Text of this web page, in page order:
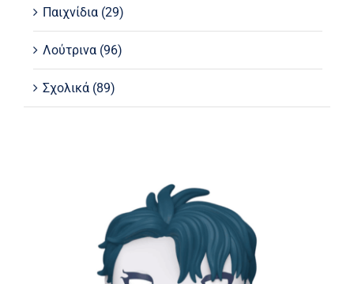
Παιχνίδια (29)
Λούτρινα (96)
Σχολικά (89)